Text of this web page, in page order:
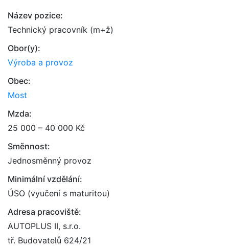
Název pozice:
Technický pracovník (m+ž)
Obor(y):
Výroba a provoz
Obec:
Most
Mzda:
25 000 – 40 000 Kč
Směnnost:
Jednosměnný provoz
Minimální vzdělání:
ÚSO (vyučení s maturitou)
Adresa pracoviště:
AUTOPLUS II, s.r.o.
tř. Budovatelů 624/21